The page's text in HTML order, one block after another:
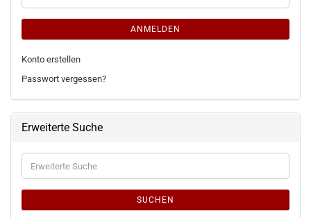
ANMELDEN
Konto erstellen
Passwort vergessen?
Erweiterte Suche
Erweiterte
Suche
SUCHEN